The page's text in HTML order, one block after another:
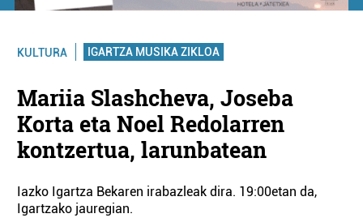
KULTURA IGARTZA MUSIKA ZIKLOA
Mariia Slashcheva, Joseba
Korta eta Noel Redolarren
kontzertua, larunbatean
Iazko Igartza Bekaren irabazleak dira. 19:00etan da,
Igartzako jauregian.